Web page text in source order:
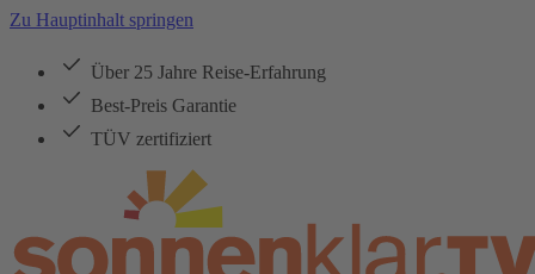
Zu Hauptinhalt springen
Über 25 Jahre Reise-Erfahrung
Best-Preis Garantie
TÜV zertifiziert